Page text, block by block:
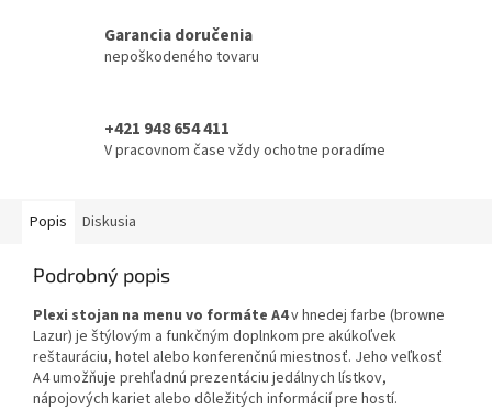
Garancia doručenia
nepoškodeného tovaru
+421 948 654 411
V pracovnom čase vždy ochotne poradíme
Popis Diskusia
Podrobný popis
Plexi stojan na menu vo formáte A4v hnedej farbe (browne
Lazur) je štýlovým a funkčným doplnkom pre akúkoľvek
reštauráciu, hotel alebo konferenčnú miestnosť. Jeho veľkosť
A4 umožňuje prehľadnú prezentáciu jedálnych lístkov,
nápojových kariet alebo dôležitých informácií pre hostí.